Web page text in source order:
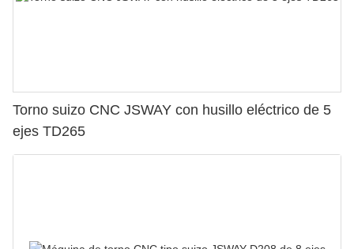
Torno suizo CNC JSWAY con husillo eléctrico de 5
ejes TD265